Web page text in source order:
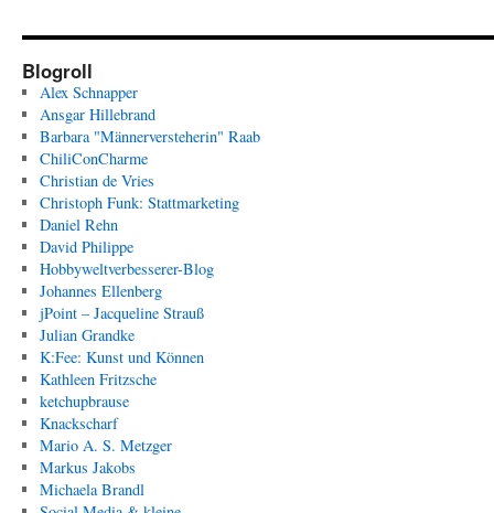
Blogroll
Alex Schnapper
Ansgar Hillebrand
Barbara "Männerversteherin" Raab
ChiliConCharme
Christian de Vries
Christoph Funk: Stattmarketing
Daniel Rehn
David Philippe
Hobbyweltverbesserer-Blog
Johannes Ellenberg
jPoint – Jacqueline Strauß
Julian Grandke
K:Fee: Kunst und Können
Kathleen Fritzsche
ketchupbrause
Knackscharf
Mario A. S. Metzger
Markus Jakobs
Michaela Brandl